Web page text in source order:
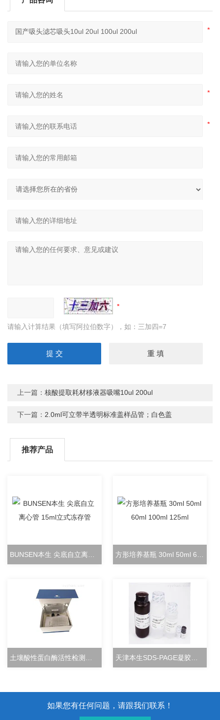
请输入计算结果（填写阿拉伯数字），如：三加四=7
上一篇：核酸提取耗材移液器吸嘴10ul 200ul
下一篇： 2.0ml可立带半透明标准盖样品管；白色盖
推荐产品
天津本生SDS-PAGE凝胶快速配制试剂盒
如果您有任何问题，请跟我们联系！